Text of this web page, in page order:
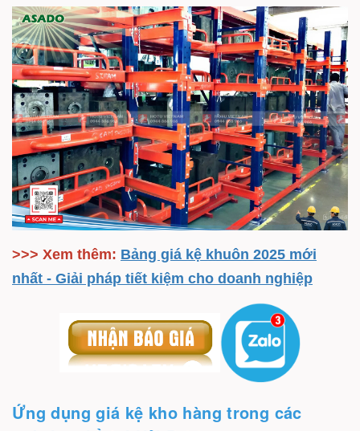
>>> Xem thêm: Bảng giá kệ khuôn 2025 mới
nhất - Giải pháp tiết kiệm cho doanh nghiệp
Ứng dụng giá kệ kho hàng trong các